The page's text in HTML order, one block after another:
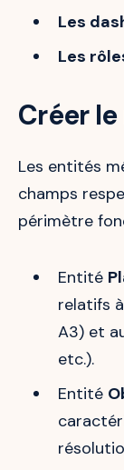
Les
Les
Créer
Les entités
champs
périmètre
Entité
relatifs
A3) et
etc.).
Entité